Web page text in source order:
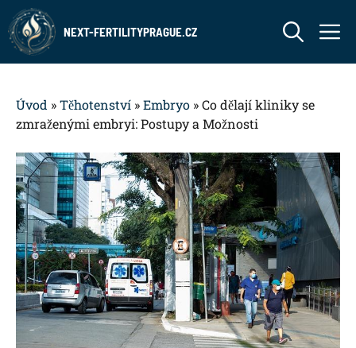
Přeskočit
na
obsah
NEXT-FERTILITYPRAGUE.CZ
Úvod »Těhotenství »Embryo »Co dělají kliniky se
zmraženými embryi: Postupy a Možnosti